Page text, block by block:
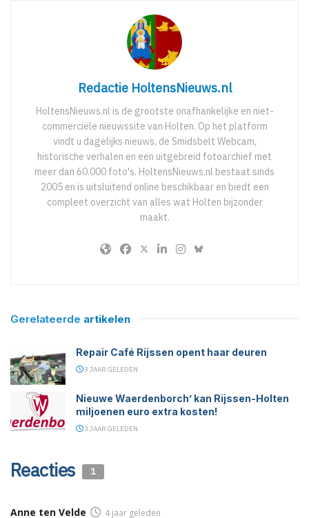
Redactie HoltensNieuws.nl
HoltensNieuws.nl is de grootste onafhankelijke en niet-
commerciële nieuwssite van Holten. Op het platform
vindt u dagelijks nieuws, de Smidsbelt Webcam,
historische verhalen en een uitgebreid fotoarchief met
meer dan 60.000 foto's. HoltensNieuws.nl bestaat sinds
2005 en is uitsluitend online beschikbaar en biedt een
compleet overzicht van alles wat Holten bijzonder
maakt.
Gerelateerde artikelen
Repair Café Rijssen opent haar deuren
3 JAAR GELEDEN
Nieuwe Waerdenborch’ kan Rijssen-Holten
miljoenen euro extra kosten!
3 JAAR GELEDEN
Reacties 1
Anne ten Velde 4 jaar geleden